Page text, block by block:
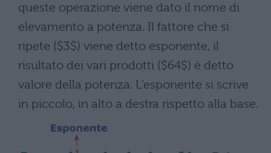
queste operazione viene dato il nome di
elevamento a potenza. Il fattore che si
ripete ($3$) viene detto esponente, il
risultato dei vari prodotti ($64$) è detto
valore della potenza. L’esponente si scrive
in piccolo, in alto a destra rispetto alla base.